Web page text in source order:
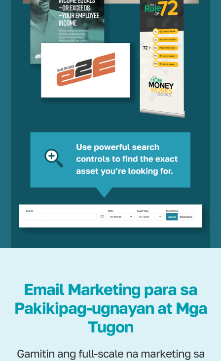
Email Marketing para sa
Pakikipag-ugnayan at Mga
Tugon
Gamitin ang full-scale na marketing sa